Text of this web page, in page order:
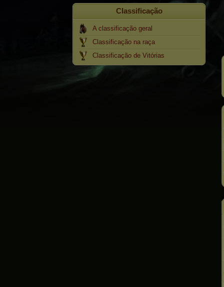
Classificação
A classificação geral
Classificação na raça
Classificação de Vitórias